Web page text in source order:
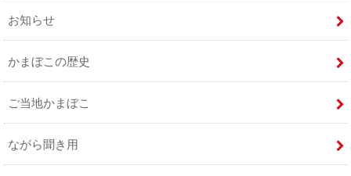
お知らせ
かまぼこの歴史
ご当地かまぼこ
ながら聞き用